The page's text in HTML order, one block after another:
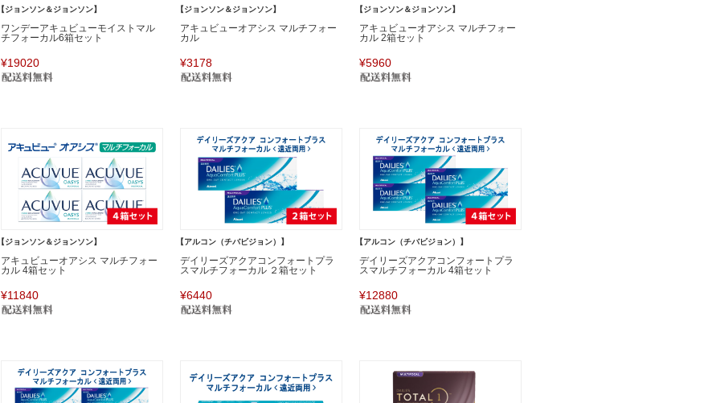
【ジョンソン＆ジョンソン】
ワンデーアキュビューモイストマル
チフォーカル6箱セット
¥19020
【ジョンソン＆ジョンソン】
アキュビューオアシス マルチフォー
カル
¥3178
【ジョンソン＆ジョンソン】
アキュビューオアシス マルチフォー
カル 2箱セット
¥5960
【ジョンソン＆ジョンソン】
アキュビューオアシス マルチフォー
カル 4箱セット
¥11840
【アルコン（チバビジョン）】
デイリーズアクアコンフォートプラ
スマルチフォーカル ２箱セット
¥6440
【アルコン（チバビジョン）】
デイリーズアクアコンフォートプラ
スマルチフォーカル 4箱セット
¥12880